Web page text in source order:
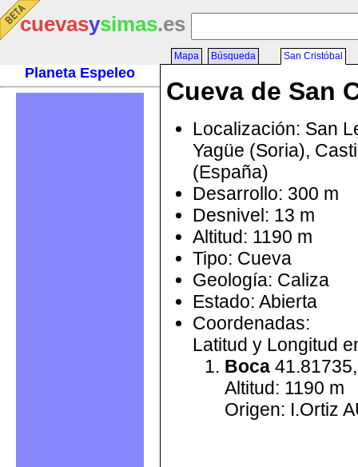
cuevasysimas.es
Planeta Espeleo
Mapa Búsqueda San Cristóbal
Cueva de San
Localización: San
Yagüe (Soria),
(España)
Desarrollo: 300 m
Desnivel: 13 m
Altitud: 1190 m
Tipo: Cueva
Geología: Caliza
Estado: Abierta
Coordenadas:
Latitud y Longitud
Boca
Altitud: 1190 m
Origen: I.Ortiz